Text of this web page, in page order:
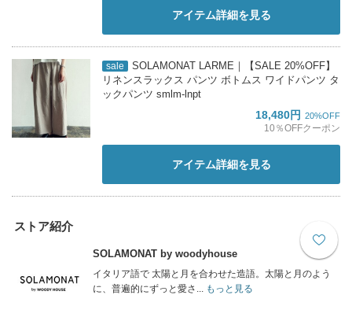
アイテム詳細を見る
sale
SOLAMONAT LARME｜【SALE 20%OFF】
リネンスラックス パンツ ボトムス ワイドパンツ タ
ックパンツ smlm-lnpt
18,480円 20%OFF
10％OFFクーポン
アイテム詳細を見る
ストア紹介
SOLAMONAT by woodyhouse
イタリア語で 太陽と月を合わせた造語。太陽と月のよう
に、普遍的にずっと愛さ...もっと見る